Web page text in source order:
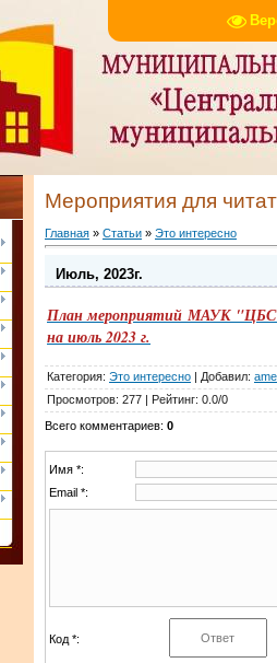
Мероприятия для
Главная » Статьи » Это интересно
Июль, 2023г.
План мероприятий МАУК "ЦБС
на июль 2023 г.
Категория: Это интересно | Добавил:
Просмотров: 277 | Рейтинг: 0.0/0
Всего комментариев: 0
Имя *:
Email *:
Код *: